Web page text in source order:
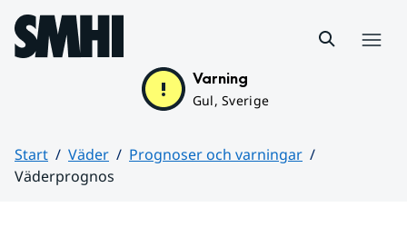
Hoppa till sidans innehåll
Varning
Gul, Sverige
Start Väder
Prognoser och varningar
Väderprognos